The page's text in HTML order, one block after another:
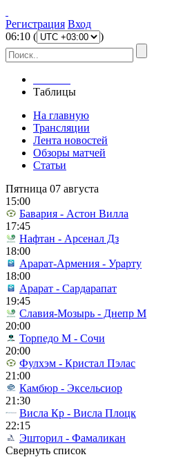
Регистрация Вход
06:10 ( )
Таблицы
На главную
Трансляции
Лента новостей
Обзоры матчей
Статьи
Пятница 07 августа
15:00
Бавария - Астон Вилла
17:45
Нафтан - Арсенал Дз
18:00
Арарат-Армения - Урарту
18:00
Арарат - Сардарапат
19:45
Славия-Мозырь - Днепр М
20:00
Торпедо М - Сочи
20:00
Фулхэм - Кристал Пэлас
21:00
Камбюр - Эксельсиор
21:30
Висла Кр - Висла Плоцк
22:15
Эшторил - Фамаликан
Свернуть список